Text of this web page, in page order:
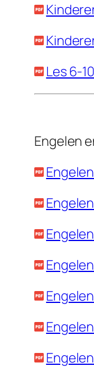
Les 6-
Engelen